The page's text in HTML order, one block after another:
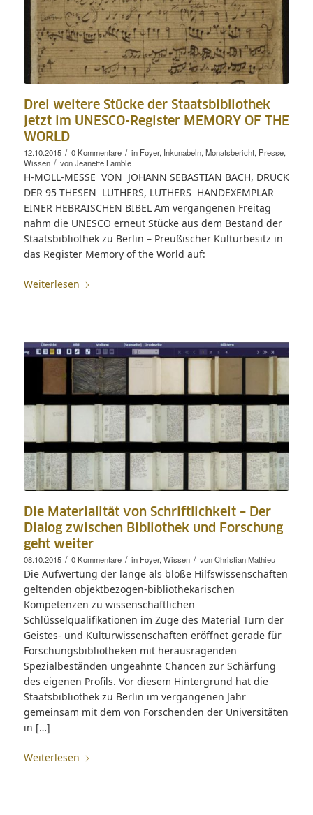
Drei weitere Stücke der Staatsbibliothek
jetzt im UNESCO-Register MEMORY OF THE
WORLD
12.10.2015 / 0 Kommentare / in Foyer, Inkunabeln, Monatsbericht, Presse,
Wissen / vonJeanette Lamble
H-MOLL-MESSE VON JOHANN SEBASTIAN BACH, DRUCK
DER 95 THESEN LUTHERS, LUTHERS HANDEXEMPLAR
EINER HEBRÄISCHEN BIBEL Am vergangenen Freitag
nahm die UNESCO erneut Stücke aus dem Bestand der
Staatsbibliothek zu Berlin – Preußischer Kulturbesitz in
das Register Memory of the World auf:
Weiterlesen
Die Materialität von Schriftlichkeit – Der
Dialog zwischen Bibliothek und Forschung
geht weiter
08.10.2015 / 0 Kommentare / in Foyer, Wissen / vonChristian Mathieu
Die Aufwertung der lange als bloße Hilfswissenschaften
geltenden objektbezogen-bibliothekarischen
Kompetenzen zu wissenschaftlichen
Schlüsselqualifikationen im Zuge des Material Turn der
Geistes- und Kulturwissenschaften eröffnet gerade für
Forschungsbibliotheken mit herausragenden
Spezialbeständen ungeahnte Chancen zur Schärfung
des eigenen Profils. Vor diesem Hintergrund hat die
Staatsbibliothek zu Berlin im vergangenen Jahr
gemeinsam mit dem von Forschenden der Universitäten
in […]
Weiterlesen